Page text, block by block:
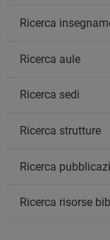
Ricerca
Ricerca aule
Ricerca sedi
Ricerca strutture
Ricerca
Ricerca risorse